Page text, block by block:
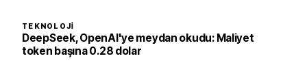
TEKNOLOJI
DeepSeek, OpenAI'ye meydan okudu: Maliyet
token başına 0.28 dolar